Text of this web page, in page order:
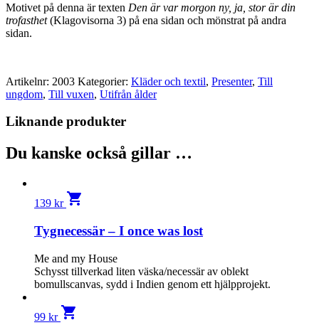
Motivet på denna är texten Den är var morgon ny, ja, stor är din
trofasthet(Klagovisorna 3) på ena sidan och mönstrat på andra
sidan.
Artikelnr: 2003 Kategorier: Kläder och textil, Presenter, Till
ungdom, Till vuxen, Utifrån ålder
Liknande produkter
Du kanske också gillar …
139 kr shopping_cart
Tygnecessär – I once was lost
Me and my House
Schysst tillverkad liten väska/necessär av oblekt
bomullscanvas, sydd i Indien genom ett hjälpprojekt.
99 kr shopping_cart